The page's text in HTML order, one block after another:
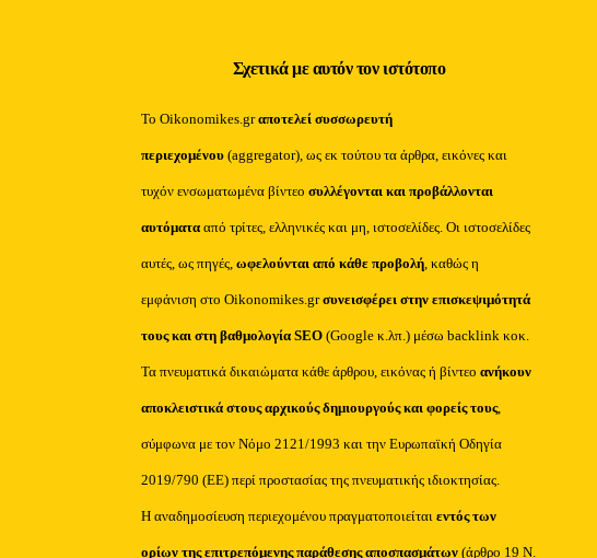
Σχετικά με αυτόν τον ιστότοπο
Το Oikonomikes.grαποτελεί συσσωρευτή
περιεχομένου (aggregator), ως εκ τούτου τα άρθρα, εικόνες και
τυχόν ενσωματωμένα βίντεοσυλλέγονται και προβάλλονται
αυτόματααπό τρίτες, ελληνικές και μη, ιστοσελίδες. Οι ιστοσελίδες
αυτές, ως πηγές,ωφελούνται από κάθε προβολή, καθώς η
εμφάνιση στο Oikonomikes.grσυνεισφέρει στην επισκεψιμότητά
τους και στη βαθμολογία SEO (Google κ.λπ.) μέσω backlink κοκ.
Τα πνευματικά δικαιώματα κάθε άρθρου, εικόνας ή βίντεοανήκουν
αποκλειστικά στους αρχικούς δημιουργούς και φορείς τους,
σύμφωνα με τον Νόμο 2121/1993 και την Ευρωπαϊκή Οδηγία
2019/790 (ΕΕ) περί προστασίας της πνευματικής ιδιοκτησίας.
Η αναδημοσίευση περιεχομένου πραγματοποιείταιεντός των
ορίων της επιτρεπόμενης παράθεσης αποσπασμάτων (άρθρο 19 Ν.